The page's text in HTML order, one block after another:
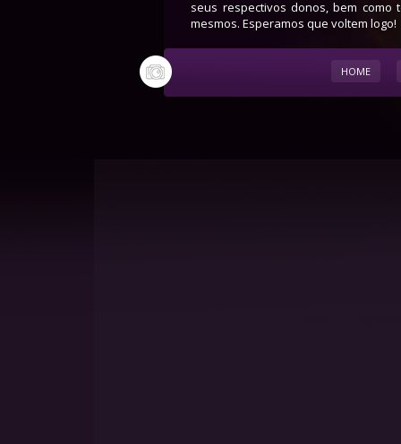
seus respectivos donos, bem
mesmos. Esperamos que voltem logo!
HOME